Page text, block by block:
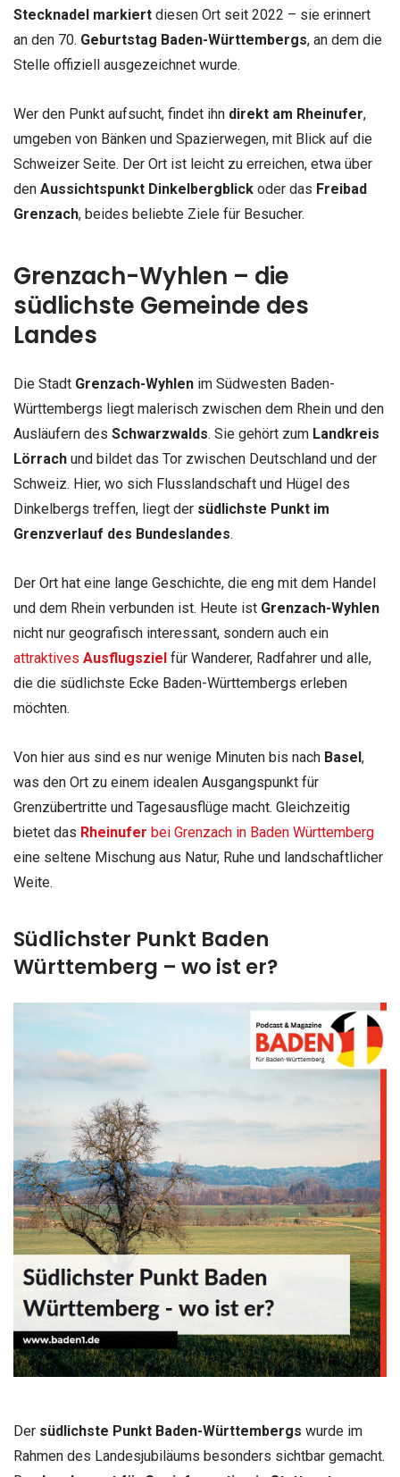
Stecknadel markiert diesen Ort seit 2022 – sie erinnert
an den 70. Geburtstag Baden-Württembergs, an dem die
Stelle offiziell ausgezeichnet wurde.
Wer den Punkt aufsucht, findet ihn direkt am Rheinufer,
umgeben von Bänken und Spazierwegen, mit Blick auf die
Schweizer Seite. Der Ort ist leicht zu erreichen, etwa über
den Aussichtspunkt Dinkelbergblick oder das Freibad
Grenzach, beides beliebte Ziele für Besucher.
Grenzach-Wyhlen – die
südlichste Gemeinde des
Landes
Die Stadt Grenzach-Wyhlen im Südwesten Baden-
Württembergs liegt malerisch zwischen dem Rhein und den
Ausläufern des Schwarzwalds. Sie gehört zum Landkreis
Lörrach und bildet das Tor zwischen Deutschland und der
Schweiz. Hier, wo sich Flusslandschaft und Hügel des
Dinkelbergs treffen, liegt der südlichste Punkt im
Grenzverlauf des Bundeslandes.
Der Ort hat eine lange Geschichte, die eng mit dem Handel
und dem Rhein verbunden ist. Heute ist Grenzach-Wyhlen
nicht nur geografisch interessant, sondern auch ein
attraktives Ausflugsziel für Wanderer, Radfahrer und alle,
die die südlichste Ecke Baden-Württembergs erleben
möchten.
Von hier aus sind es nur wenige Minuten bis nach Basel ,
was den Ort zu einem idealen Ausgangspunkt für
Grenzübertritte und Tagesausflüge macht. Gleichzeitig
bietet das Rheinufer bei Grenzach in Baden Württemberg
eine seltene Mischung aus Natur, Ruhe und landschaftlicher
Weite.
Südlichster Punkt Baden
Württemberg – wo ist er?
Der südlichste Punkt Baden-Württembergs wurde im
Rahmen des Landesjubiläums besonders sichtbar gemacht.